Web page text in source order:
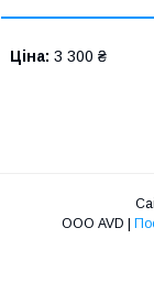
Ціна: 3 300 ₴